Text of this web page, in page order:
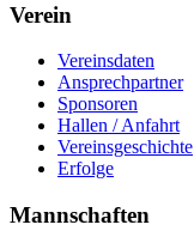
Verein
Vereinsdaten
Ansprechpartner
Sponsoren
Hallen / Anfahrt
Vereinsgeschichte
Erfolge
Mannschaften